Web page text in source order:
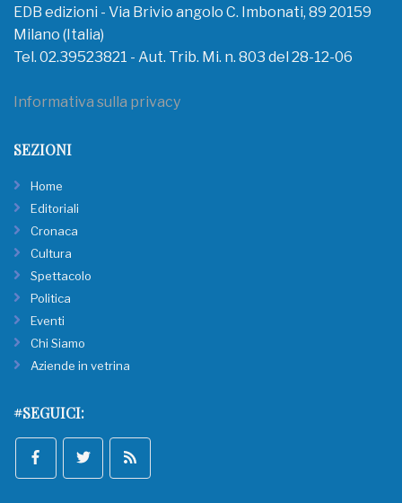
EDB edizioni - Via Brivio angolo C. Imbonati, 89 20159
Milano (Italia)
Tel. 02.39523821 - Aut. Trib. Mi. n. 803 del 28-12-06
Informativa sulla privacy
SEZIONI
Home
Editoriali
Cronaca
Cultura
Spettacolo
Politica
Eventi
Chi Siamo
Aziende in vetrina
#SEGUICI: